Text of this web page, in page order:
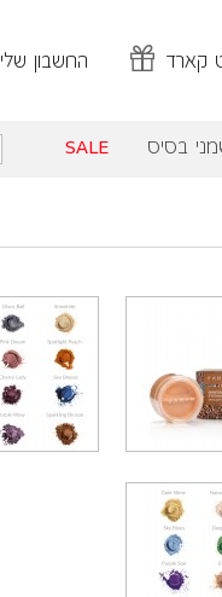
החשבון שלי קארד
בסיס SALE